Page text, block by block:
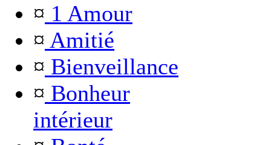
¤ 1 Amour
¤ Amitié
¤ Bienveillance
¤ Bonheur
intérieur